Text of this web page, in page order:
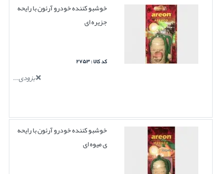
خوشبو کننده خودرو آرئون با رایحه
جزیره ای
کد کالا : ۲۷۵۳
بزودی...
خوشبو کننده خودرو آرئون با رایحه
ی میوه ای